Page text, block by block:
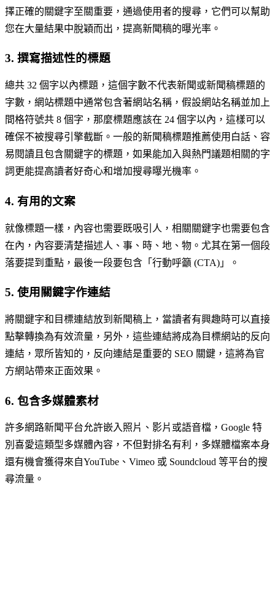
擇正確的關鍵字至關重要，通過使用者的搜尋，它們可以幫助
您在大量結果中脫穎而出，提高新聞稿的曝光率。
3. 撰寫描述性的標題
總共 32 個字以內標題，這個字數不代表新聞或新聞稿標題的
字數，網站標題中通常包含著網站名稱，假設網站名稱並加上
間格符號共 8 個字，那麼標題應該在 24 個字以內，這樣可以
確保不被搜尋引擎截斷。一般的新聞稿標題推薦使用白話、容
易閱讀且包含關鍵字的標題，如果能加入與熱門議題相關的字
詞更能提高讀者好奇心和增加搜尋曝光機率。
4. 有用的文案
就像標題一樣，內容也需要既吸引人，相關關鍵字也需要包含
在內，內容要清楚描述人、事、時、地、物。尤其在第一個段
落要提到重點，最後一段要包含「行動呼籲 (CTA)」。
5. 使用關鍵字作連結
將關鍵字和目標連結放到新聞稿上，當讀者有興趣時可以直接
點擊轉換為有效流量，另外，這些連結將成為目標網站的反向
連結，眾所皆知的，反向連結是重要的 SEO 關鍵，這將為官
方網站帶來正面效果。
6. 包含多媒體素材
許多網路新聞平台允許嵌入照片、影片或語音檔，Google 特
別喜愛這類型多媒體內容，不但對排名有利，多媒體檔案本身
還有機會獲得來自YouTube、Vimeo 或 Soundcloud 等平台的搜
尋流量。